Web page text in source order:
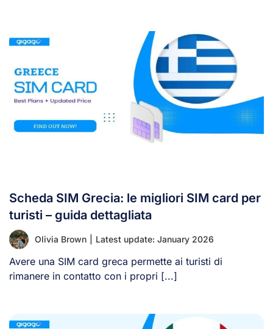
Scheda SIM Grecia: le migliori SIM card per
turisti – guida dettagliata
Olivia Brown Latest update: January 2026
Avere una SIM card greca permette ai turisti di
rimanere in contatto con i propri [...]